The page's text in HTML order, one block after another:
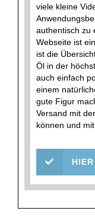
viele kleine
authentisch zu
Webseite ist
ist die
Öl in der
auch einfach
einem
gute Figur
Versand mit
können und